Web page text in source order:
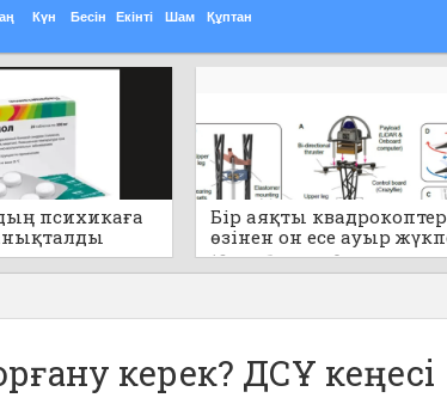
Күн Бесін Екінті Шам Құптан
психикаға
Бір аяқты квадрокоптер
өзінен он есе ауыр
секіре алады (видео)
12 сағат бұрын 0
керек? ДСҰ кеңесі